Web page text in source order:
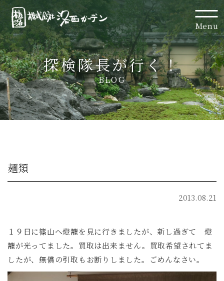
Menu
探検隊長が行く！
BLOG
麺類
2013.08.21
１９日に篠山へ燈籠を見に行きましたが、新し過ぎて 燈
籠が光ってました。買取は出来ません。買取希望されてま
したが、無償の引取もお断りしました。ごめんなさい。